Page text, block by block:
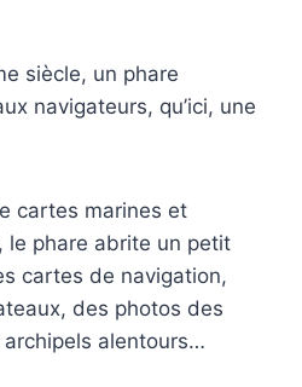
siècle, un phare
navigateurs, qu’ici, une
cartes marines et
le phare abrite un petit
cartes de navigation,
des photos des
archipels alentours…